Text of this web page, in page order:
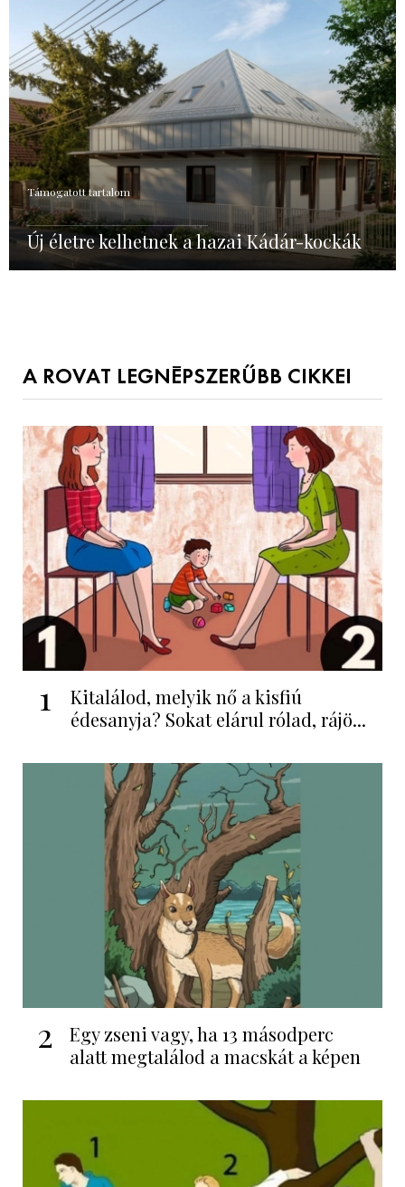
Támogatott tartalom
Új életre kelhetnek a hazai Kádár-kockák
A ROVAT LEGNÉPSZERŰBB CIKKEI
1
Kitalálod, melyik nő a kisfiú
édesanyja? Sokat elárul rólad, rájö...
2
Egy zseni vagy, ha 13 másodperc
alatt megtalálod a macskát a képen